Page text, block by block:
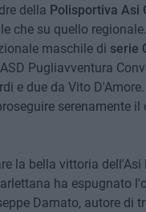
della Polisportiva Asi
che su quello
maschile di serie
Pugliavventura
e due da Vito
serenamente
la bella vittoria dell'Asi
ha espugnato
Damato, autore di